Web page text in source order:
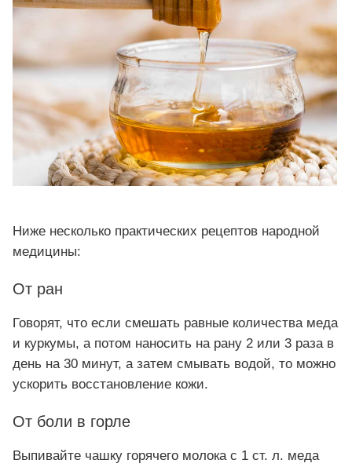
Ниже несколько практических рецептов народной
медицины:
От ран
Говорят, что если смешать равные количества меда
и куркумы, а потом наносить на рану 2 или 3 раза в
день на 30 минут, а затем смывать водой, то можно
ускорить восстановление кожи.
От боли в горле
Выпивайте чашку горячего молока с 1 ст. л. меда